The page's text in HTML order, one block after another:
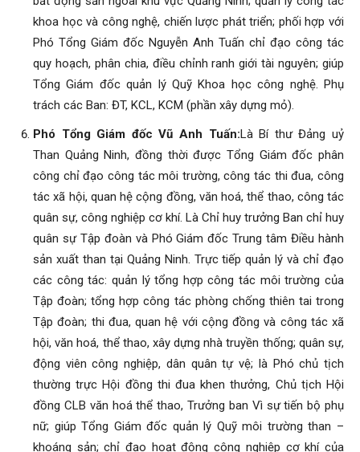
khoa học và công nghệ, chiến lược phát triển; phối hợp với
Phó Tổng Giám đốc Nguyễn Anh Tuấn chỉ đạo công tác
quy hoạch, phân chia, điều chỉnh ranh giới tài nguyên; giúp
Tổng Giám đốc quản lý Quỹ Khoa học công nghệ. Phụ
trách các Ban: ĐT, KCL, KCM (phần xây dựng mỏ).
Phó Tổng Giám đốc Vũ Anh Tuấn:Là Bí thư Đảng uỷ
Than Quảng Ninh, đồng thời được Tổng Giám đốc phân
công chỉ đạo công tác môi trường, công tác thi đua, công
tác xã hội, quan hệ cộng đồng, văn hoá, thể thao, công tác
quân sự, công nghiệp cơ khí. Là Chỉ huy trưởng Ban chỉ huy
quân sự Tập đoàn và Phó Giám đốc Trung tâm Điều hành
sản xuất than tại Quảng Ninh. Trực tiếp quản lý và chỉ đạo
các công tác: quản lý tổng hợp công tác môi trường của
Tập đoàn; tổng hợp công tác phòng chống thiên tai trong
Tập đoàn; thi đua, quan hệ với cộng đồng và công tác xã
hội, văn hoá, thể thao, xây dựng nhà truyền thống; quân sự,
động viên công nghiệp, dân quân tự vệ; là Phó chủ tịch
thường trực Hội đồng thi đua khen thưởng, Chủ tịch Hội
đồng CLB văn hoá thể thao, Trưởng ban Vì sự tiến bộ phụ
nữ; giúp Tổng Giám đốc quản lý Quỹ môi trường than –
khoáng sản; chỉ đạo hoạt động công nghiệp cơ khí của